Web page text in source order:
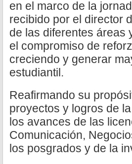
en el marco de la
recibido por el director
de las diferentes áreas
el compromiso de
creciendo y generar
estudiantil.
Reafirmando su
proyectos y logros de
los avances de las
Comunicación,
los posgrados y de la